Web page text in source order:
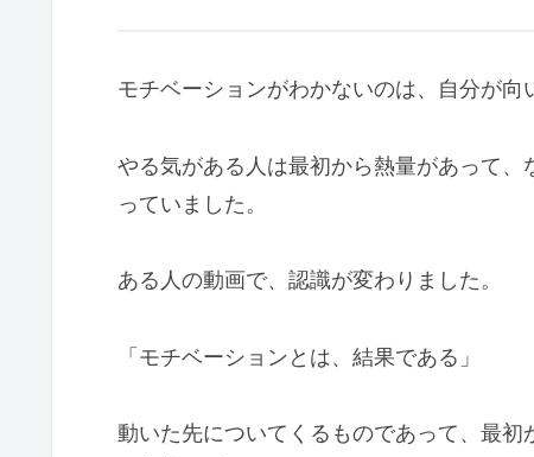
モチベーションがわかないのは、自分が向
やる気がある人は最初から熱量があって
っていました。
ある人の動画で、認識が変わりました。
「モチベーションとは、結果である」
動いた先についてくるものであって、最